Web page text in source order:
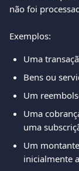
não foi
Exemplos:
Uma
Bens ou
Um
Uma
uma
Um
inicialmente